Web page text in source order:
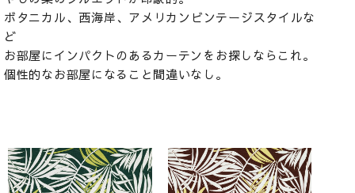
ボタニカル、西海岸、アメリカンビンテージスタイルな
ど
お部屋にインパクトのあるカーテンをお探しならこれ。
個性的なお部屋になること間違いなし。